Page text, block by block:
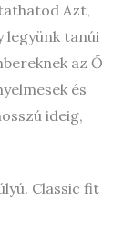
Azt,
legyünk tanúi
az Ő
és
ideig,
Classic fit